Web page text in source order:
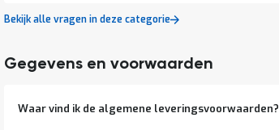
Bekijk alle vragen in deze categorie
Gegevens en voorwaarden
Waar vind ik de algemene leveringsvoorwaarden?